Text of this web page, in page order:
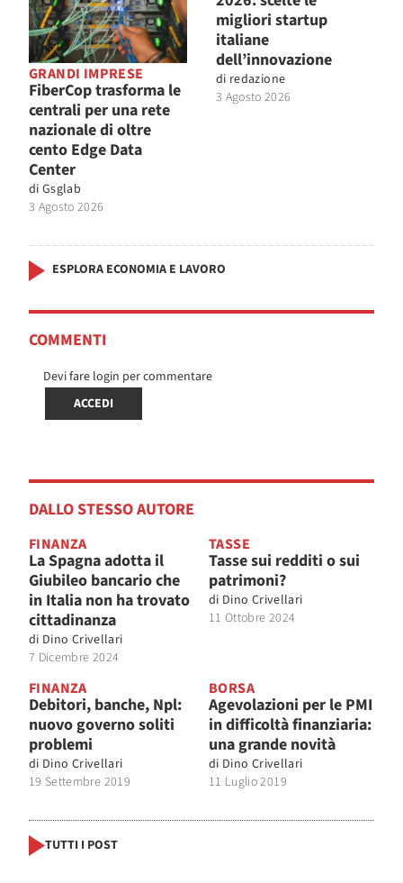
GRANDI IMPRESE
FiberCop trasforma le
centrali per una rete
nazionale di oltre
cento Edge Data
Center
di Gsglab
3 Agosto 2026
migliori startup
italiane
dell’innovazione
di redazione
3 Agosto 2026
ESPLORA ECONOMIA E LAVORO
COMMENTI
Devi fare login per commentare
ACCEDI
DALLO STESSO AUTORE
FINANZA
La Spagna adotta il
Giubileo bancario che
in Italia non ha trovato
cittadinanza
di Dino Crivellari
7 Dicembre 2024
TASSE
Tasse sui redditi o sui
patrimoni?
di Dino Crivellari
11 Ottobre 2024
FINANZA
Debitori, banche, Npl:
nuovo governo soliti
problemi
di Dino Crivellari
19 Settembre 2019
BORSA
Agevolazioni per le PMI
in difficoltà finanziaria:
una grande novità
di Dino Crivellari
11 Luglio 2019
TUTTI I POST